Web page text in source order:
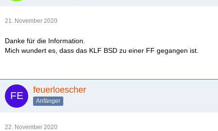
21. November 2020
Danke für die Information.
Mich wundert es, dass das KLF BSD zu einer FF gegangen ist.
feuerloescher
Anfänger
22. November 2020